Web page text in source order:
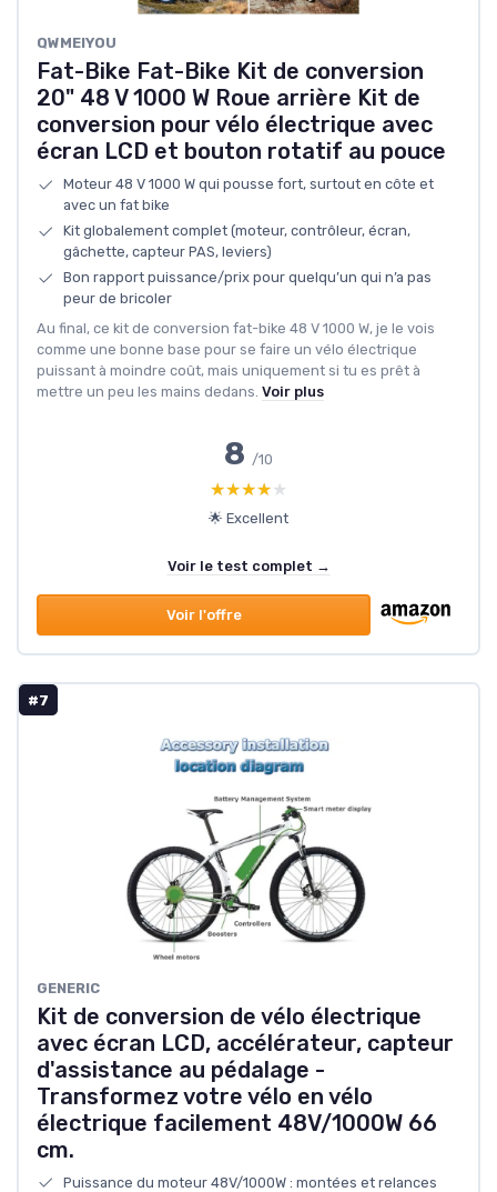
QWMEIYOU
Fat-Bike Fat-Bike Kit de conversion
20" 48 V 1000 W Roue arrière Kit de
conversion pour vélo électrique avec
écran LCD et bouton rotatif au pouce
Moteur 48 V 1000 W qui pousse fort, surtout en côte et
avec un fat bike
Kit globalement complet (moteur, contrôleur, écran,
gâchette, capteur PAS, leviers)
Bon rapport puissance/prix pour quelqu’un qui n’a pas
peur de bricoler
Au final, ce kit de conversion fat-bike 48 V 1000 W, je le vois
comme une bonne base pour se faire un vélo électrique
puissant à moindre coût, mais uniquement si tu es prêt à
mettre un peu les mains dedans. Voir plus
8 /10
★★★★★
★★★★★
🌟 Excellent
Voir le test complet →
Voir l'offre
#7
GENERIC
Kit de conversion de vélo électrique
avec écran LCD, accélérateur, capteur
d'assistance au pédalage -
Transformez votre vélo en vélo
électrique facilement 48V/1000W 66
cm.
Puissance du moteur 48V/1000W : montées et relances